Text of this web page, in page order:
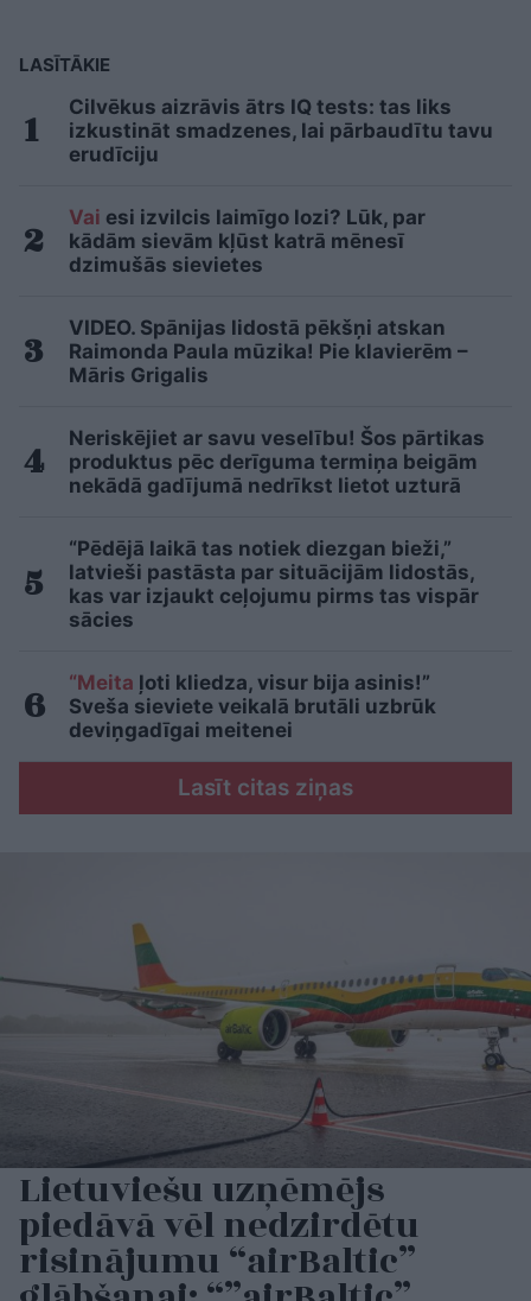
LASĪTĀKIE
Cilvēkus aizrāvis ātrs IQ tests: tas liks
izkustināt smadzenes, lai pārbaudītu tavu
erudīciju
Vai esi izvilcis laimīgo lozi? Lūk, par
kādām sievām kļūst katrā mēnesī
dzimušās sievietes
VIDEO. Spānijas lidostā pēkšņi atskan
Raimonda Paula mūzika! Pie klavierēm –
Māris Grigalis
Neriskējiet ar savu veselību! Šos pārtikas
produktus pēc derīguma termiņa beigām
nekādā gadījumā nedrīkst lietot uzturā
“Pēdējā laikā tas notiek diezgan bieži,”
latvieši pastāsta par situācijām lidostās,
kas var izjaukt ceļojumu pirms tas vispār
sācies
“Meita ļoti kliedza, visur bija asinis!”
Sveša sieviete veikalā brutāli uzbrūk
deviņgadīgai meitenei
Lasīt citas ziņas
Lietuviešu uzņēmējs
piedāvā vēl nedzirdētu
risinājumu “airBaltic”